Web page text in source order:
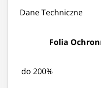
Dane Techniczne
Folia
do 200%